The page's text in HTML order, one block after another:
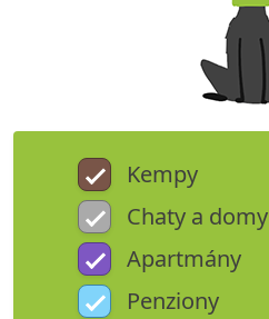
Kempy
Chaty a domy
Apartmány
Penziony